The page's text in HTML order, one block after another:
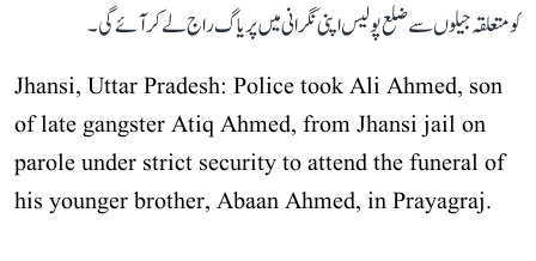
کو متعلقہ جیلوں سے ضلع پولیس اپنی نگرانی میں پریاگ راج لے کر آئے گی۔
Jhansi, Uttar Pradesh: Police took Ali Ahmed, son
of late gangster Atiq Ahmed, from Jhansi jail on
parole under strict security to attend the funeral of
his younger brother, Abaan Ahmed, in Prayagraj.